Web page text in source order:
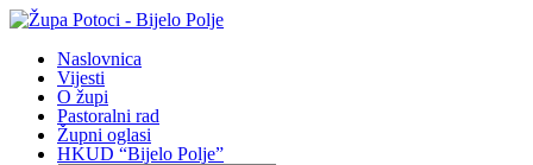
Naslovnica
Vijesti
O župi
Pastoralni rad
Župni oglasi
HKUD “Bijelo Polje”